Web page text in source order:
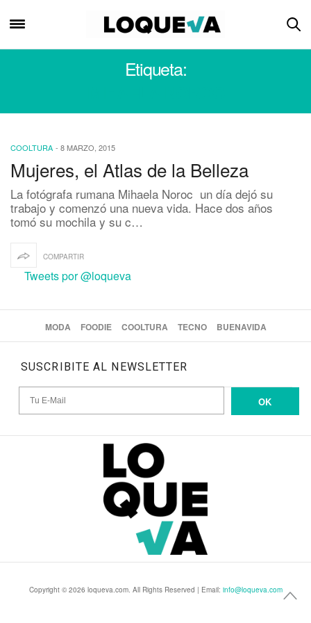
Etiqueta:
COOLTURA - 8 MARZO, 2015
Mujeres, el Atlas de la Belleza
La fotógrafa rumana Mihaela Noroc un día dejó su
trabajo y comenzó una nueva vida. Hace dos años
tomó su mochila y su c…
COMPARTIR
Tweets por @loqueva
MODA FOODIE COOLTURA TECNO BUENAVIDA
SUSCRIBITE AL NEWSLETTER
OK
Copyright © 2026 loqueva.com. All Rights Reserved | Email: info@loqueva.com